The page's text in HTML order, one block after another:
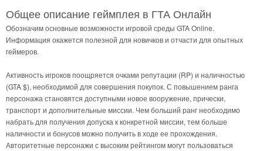
Общее описание геймплея в ГТА Онлайн
Обозначим основные возможности игровой среды GTA Online.
Информация окажется полезной для новичков и отчасти для опытных
геймеров.
Активность игроков поощряется очками репутации (RP) и наличностью
(GTA $), необходимой для совершения покупок. С повышением ранга
персонажа становятся доступными новое вооружение, прически,
транспорт и дополнительные миссии. Чем больший ранг необходимо
набрать для получения допуска к конкретной миссии, тем больше
наличности и бонусов можно получить в ходе ее прохождения.
Авторитетные персонажи с высоким рейтингом могут пользоваться